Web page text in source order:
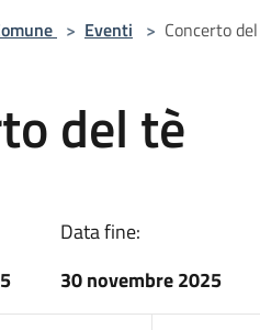
> Eventi > Concerto
del tè
Data fine:
30 novembre 2025